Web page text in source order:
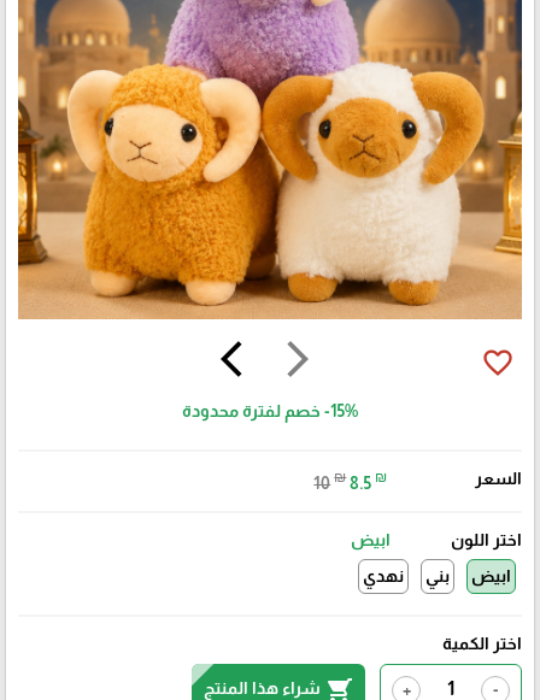
arrow_forward_ios
arrow_back_ios favorite_border
-15% خصم لفترة محدودة
السعر 10 ₪ 8.5 ₪
اختر اللون
ابيض
ابيض
بني نهدي
اختر الكمية
-
+
shopping_cart شراء هذا المنتج